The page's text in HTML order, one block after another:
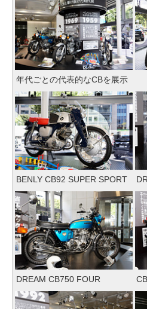
年代ごとの代表的なCBを展示
BENLY CB92 SUPER SPORT
DREAM CB750 FOUR